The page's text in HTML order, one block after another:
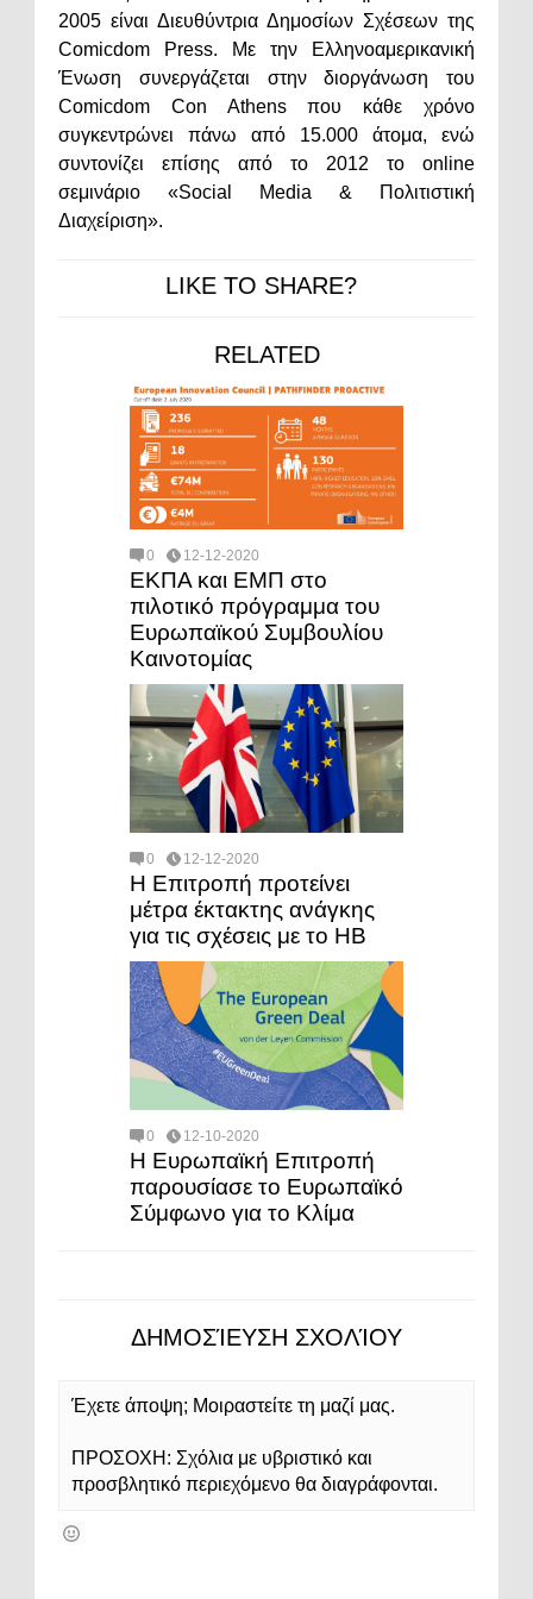
2005 είναι Διευθύντρια Δημοσίων Σχέσεων της
Comicdom Press. Με την Ελληνοαμερικανική
Ένωση συνεργάζεται στην διοργάνωση του
Comicdom Con Athens που κάθε χρόνο
συγκεντρώνει πάνω από 15.000 άτομα, ενώ
συντονίζει επίσης από το 2012 το online
σεμινάριο «Social Media & Πολιτιστική
Διαχείριση».
LIKE TO SHARE?
RELATED
0 12-12-2020
ΕΚΠΑ και ΕΜΠ στο
πιλοτικό πρόγραμμα του
Ευρωπαϊκού Συμβουλίου
Καινοτομίας
0 12-12-2020
Η Επιτροπή προτείνει
μέτρα έκτακτης ανάγκης
για τις σχέσεις με το ΗΒ
0 12-10-2020
Η Ευρωπαϊκή Επιτροπή
παρουσίασε το Ευρωπαϊκό
Σύμφωνο για το Κλίμα
ΔΗΜΟΣΊΕΥΣΗ ΣΧΟΛΊΟΥ
Έχετε άποψη; Μοιραστείτε τη μαζί μας.
ΠΡΟΣΟΧΗ: Σχόλια με υβριστικό και
προσβλητικό περιεχόμενο θα διαγράφονται.